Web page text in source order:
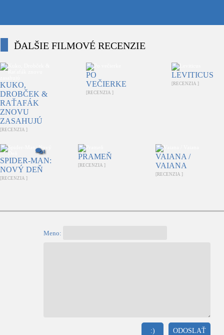
ĎALŠIE FILMOVÉ RECENZIE
KUKO,
DROBČEK &
RAŤAFÁK
ZNOVU
ZASAHUJÚ
[RECENZIA ]
PO
VEČIERKE
[RECENZIA ]
LEVITICUS
[RECENZIA ]
1
SPIDER-MAN:
NOVÝ DEŇ
[RECENZIA ]
PRAMEŇ
[RECENZIA ]
VAIANA /
VAIANA
[RECENZIA ]
Meno:
ODOSLAŤ
:)